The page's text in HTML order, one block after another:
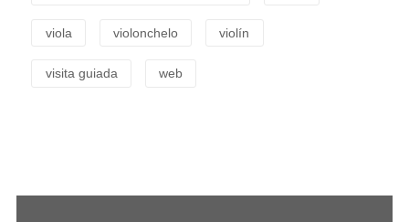
viola violonchelo violín
visita guiada web